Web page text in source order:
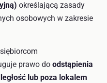
określającą zasady
osobowych w zakresie
prawo do odstąpienia
lub poza lokalem